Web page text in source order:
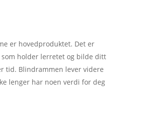
er hovedproduktet. Det er
holder lerretet og bilde ditt
tid. Blindrammen lever videre
lenger har noen verdi for deg